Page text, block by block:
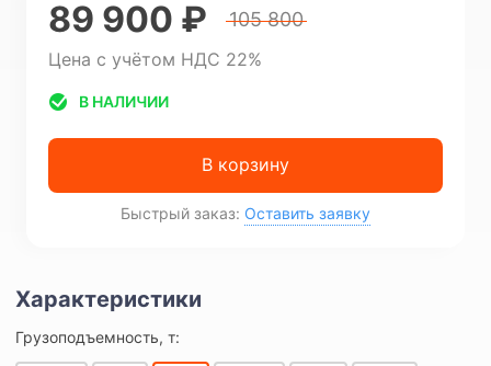
Грузоподъемность, т:
89 900 ₽ 105 800
Цена с учётом НДС 22%
В НАЛИЧИИ
В корзину
Быстрый заказ: Оставить заявку